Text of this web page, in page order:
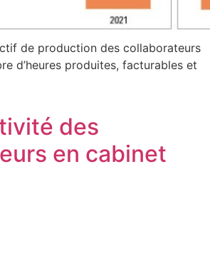
de production des collaborateurs
d’heures produites, facturables et
des
en cabinet